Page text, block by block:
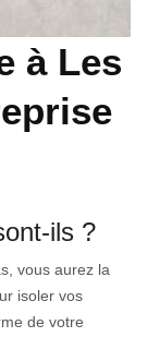
à Les
ils ?
vous aurez la
isoler vos
de votre